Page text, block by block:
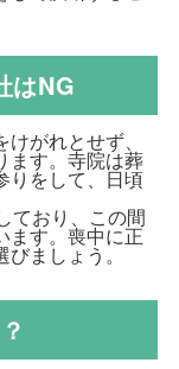
はNG
がれとせず、
ます。寺院は葬
りをして、日頃
ており、この間
ます。喪中に正
ましょう。